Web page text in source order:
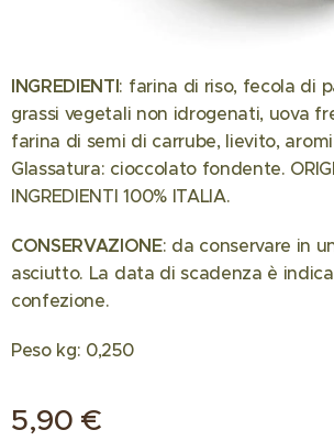
INGREDIENTI: farina di riso, fecola di
grassi vegetali non idrogenati, uova
farina di semi di carrube, lievito,
Glassatura: cioccolato fondente.
INGREDIENTI 100% ITALIA.
CONSERVAZIONE: da conservare in
asciutto. La data di scadenza è
confezione.
Peso kg: 0,250
5,90 €